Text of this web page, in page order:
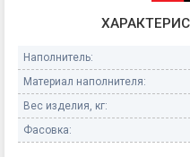
Наполнитель:
Материал наполнителя:
Вес изделия, кг:
Фасовка: